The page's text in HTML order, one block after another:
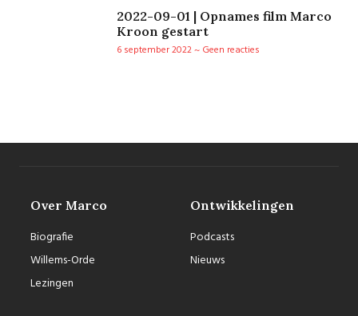
2022-09-01 | Opnames film Marco
Kroon gestart
6 september 2022
Geen reacties
Over Marco
Biografie
Willems-Orde
Lezingen
Ontwikkelingen
Podcasts
Nieuws